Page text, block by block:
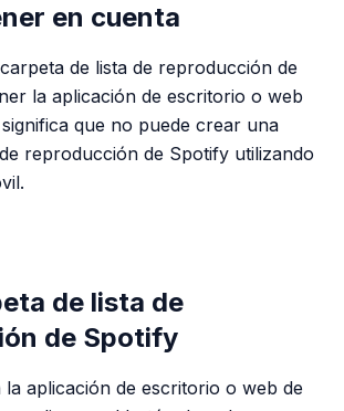
en cuenta
de lista de reproducción de
la aplicación de escritorio o web
que no puede crear una
reproducción de Spotify utilizando
de lista de
de Spotify
la aplicación de escritorio o web de